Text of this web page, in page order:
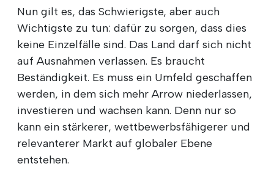
Nun gilt es, das Schwierigste, aber auch
Wichtigste zu tun: dafür zu sorgen, dass dies
keine Einzelfälle sind. Das Land darf sich nicht
auf Ausnahmen verlassen. Es braucht
Beständigkeit. Es muss ein Umfeld geschaffen
werden, in dem sich mehr Arrow niederlassen,
investieren und wachsen kann. Denn nur so
kann ein stärkerer, wettbewerbsfähigerer und
relevanterer Markt auf globaler Ebene
entstehen.